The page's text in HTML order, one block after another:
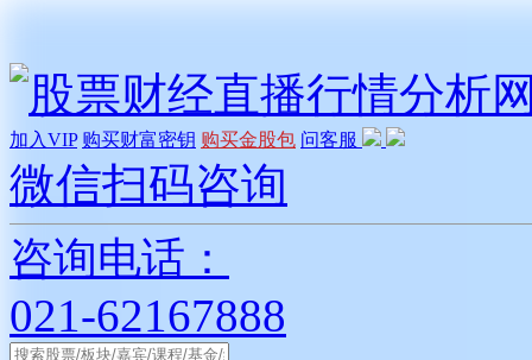
加入VIP 购买财富密钥 购买金股包 问客服
微信扫码咨询
咨询电话：
021-62167888